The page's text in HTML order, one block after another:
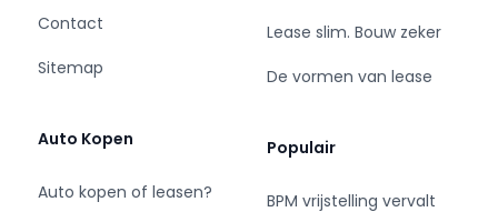
Contact
Sitemap
Auto Kopen
Auto kopen of leasen?
Lease slim. Bouw zeker
De vormen van lease
Populair
BPM vrijstelling vervalt